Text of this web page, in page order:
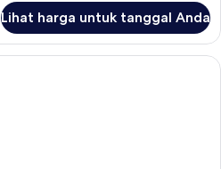
Lihat harga untuk tanggal Anda